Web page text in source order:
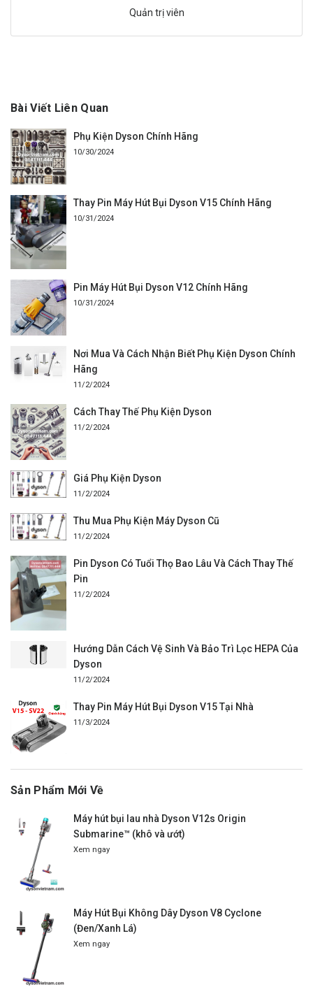
Quản trị viên
Bài Viết Liên Quan
Phụ Kiện Dyson Chính Hãng
10/30/2024
Thay Pin Máy Hút Bụi Dyson V15 Chính Hãng
10/31/2024
Pin Máy Hút Bụi Dyson V12 Chính Hãng
10/31/2024
Nơi Mua Và Cách Nhận Biết Phụ Kiện Dyson Chính
Hãng
11/2/2024
Cách Thay Thế Phụ Kiện Dyson
11/2/2024
Giá Phụ Kiện Dyson
11/2/2024
Thu Mua Phụ Kiện Máy Dyson Cũ
11/2/2024
Pin Dyson Có Tuổi Thọ Bao Lâu Và Cách Thay Thế
Pin
11/2/2024
Hướng Dẫn Cách Vệ Sinh Và Bảo Trì Lọc HEPA Của
Dyson
11/2/2024
Thay Pin Máy Hút Bụi Dyson V15 Tại Nhà
11/3/2024
Sản Phẩm Mới Về
Máy hút bụi lau nhà Dyson V12s Origin
Submarine™ (khô và ướt)
Xem ngay
Máy Hút Bụi Không Dây Dyson V8 Cyclone
(Đen/Xanh Lá)
Xem ngay